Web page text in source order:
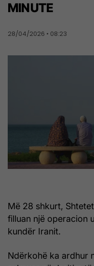
MINUTE
28/04/2026 • 08:23
Më 28 shkurt,
filluan një operacion
kundër Iranit.
Ndërkohë ka ardhur